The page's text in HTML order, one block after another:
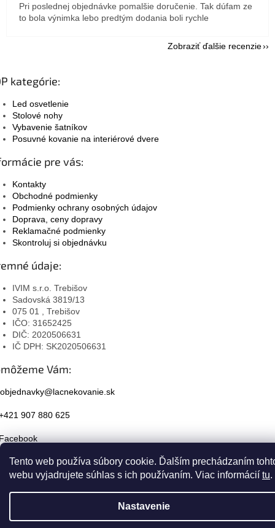
Tento web používa súbory cookie. Ďalším prechádzaním
webu vyjadrujete súhlas s ich používaním. Viac informácií tu.
Nastavenie
Pri poslednej objednávke pomalšie doručenie. Tak dúfam ze
to bola výnimka lebo predtým dodania boli rychle
Zobraziť ďalšie recenzie
kategórie:
Led osvetlenie
Stolové nohy
Vybavenie šatníkov
Posuvné kovanie na interiérové dvere
pre vás:
Kontakty
Obchodné podmienky
Podmienky ochrany osobných údajov
Doprava, ceny dopravy
Reklamačné podmienky
Skontroluj si objednávku
údaje:
IVIM s.r.o. Trebišov
Sadovská 3819/13
075 01 , Trebišov
IČO: 31652425
DIČ: 2020506631
IČ DPH: SK2020506631
Vám:
objednavky@lacnekovanie.sk
907 880 625